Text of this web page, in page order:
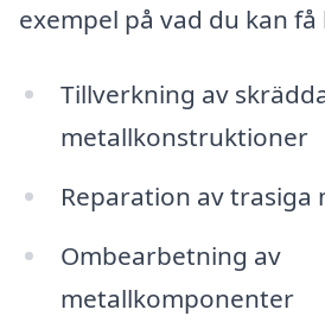
exempel på vad du kan få
Tillverkning av
metallkonstruktioner
Reparation av trasiga
Ombearbetning av
metallkomponenter